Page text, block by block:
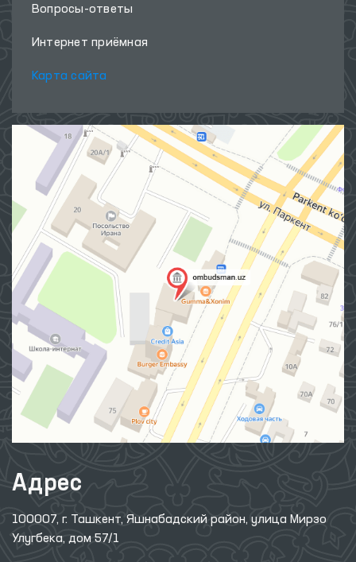
Об Омбудсмане
Пресс Служба
Публикации
Международное сотрудничество
Вопросы-ответы
Интернет приёмная
Карта сайта